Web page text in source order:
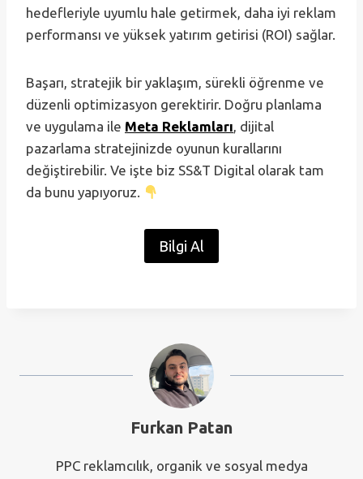
hedefleriyle uyumlu hale getirmek, daha iyi reklam
performansı ve yüksek yatırım getirisi (ROI) sağlar.
Başarı, stratejik bir yaklaşım, sürekli öğrenme ve
düzenli optimizasyon gerektirir. Doğru planlama
ve uygulama ile Meta Reklamları, dijital
pazarlama stratejinizde oyunun kurallarını
değiştirebilir. Ve işte biz SS&T Digital olarak tam
da bunu yapıyoruz.
Bilgi Al
Furkan Patan
PPC reklamcılık, organik ve sosyal medya